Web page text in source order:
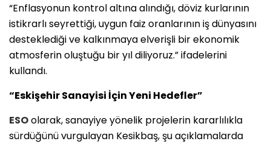
“Enflasyonun kontrol altına alındığı, döviz kurlarının
istikrarlı seyrettiği, uygun faiz oranlarının iş dünyasını
desteklediği ve kalkınmaya elverişli bir ekonomik
atmosferin oluştuğu bir yıl diliyoruz.” ifadelerini
kullandı.
“Eskişehir Sanayisi İçin Yeni Hedefler”
ESOolarak, sanayiye yönelik projelerin kararlılıkla
sürdüğünü vurgulayan Kesikbaş, şu açıklamalarda